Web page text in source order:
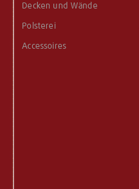
Decken und Wände
Polsterei
Accessoires